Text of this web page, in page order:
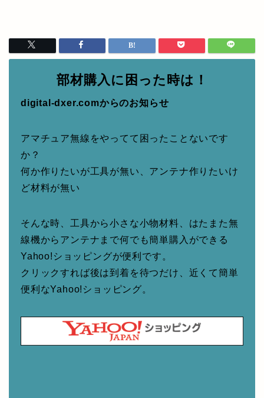
部材購入に困った時は！
digital-dxer.comからのお知らせ
アマチュア無線をやってて困ったことないです
か？
何か作りたいが工具が無い、アンテナ作りたいけ
ど材料が無い
そんな時、工具から小さな小物材料、はたまた無
線機からアンテナまで何でも簡単購入ができる
Yahoo!ショッピングが便利です。
クリックすれば後は到着を待つだけ、近くて簡単
便利なYahoo!ショッピング。